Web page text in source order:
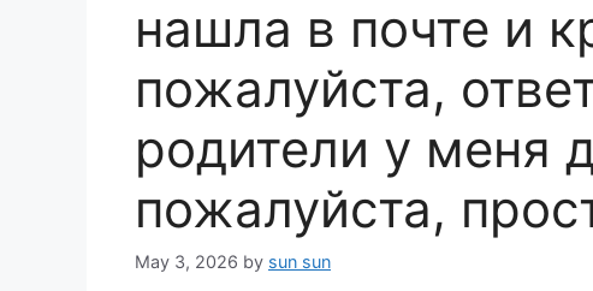
нашла в почте и
пожалуйста,
родители у меня
пожалуйста,
May 3, 2026 by sun sun